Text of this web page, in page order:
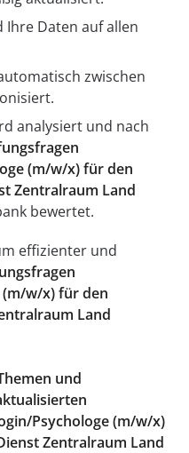
Ihre Daten auf allen
zwischen
analysiert und nach
(m/w/x) für den
Zentralraum Land
bewertet.
effizienter und
w/x) für den
Land
und
Psychologe (m/w/x)
Zentralraum Land